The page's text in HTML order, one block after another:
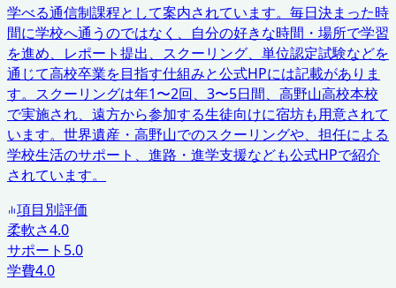
学べる通信制課程として案内されています。毎日決まった時
間に学校へ通うのではなく、自分の好きな時間・場所で学習
を進め、レポート提出、スクーリング、単位認定試験などを
通じて高校卒業を目指す仕組みと公式HPには記載がありま
す。スクーリングは年1〜2回、3〜5日間、高野山高校本校
で実施され、遠方から参加する生徒向けに宿坊も用意されて
います。世界遺産・高野山でのスクーリングや、担任による
学校生活のサポート、進路・進学支援なども公式HPで紹介
されています。
項目別評価
柔軟さ4.0
サポート 5.0
学費4.0